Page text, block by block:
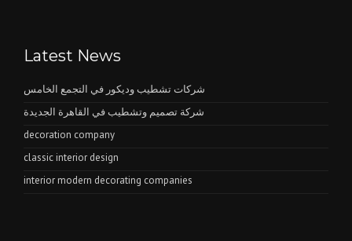
Latest News
شركات تشطيب وديكور في التجمع الخامس
شركة تصميم وتشطيب في القاهرة الجديدة
decoration company
classic interior design
interior modern decorating companies